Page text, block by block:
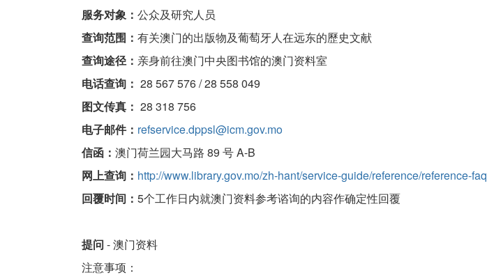
服务对象： 公众及研究人员
查询范围： 有关澳门的出版物及葡萄牙人在远东的歷史文献
查询途径： 亲身前往澳门中央图书馆的澳门资料室
电话查询： 28 567 576 / 28 558 049
图文传真： 28 318 756
电子邮件： refservice.dppsl@icm.gov.mo
信函： 澳门荷兰园大马路 89 号 A-B
网上查询： http://www.library.gov.mo/zh-hant/service-guide/reference/reference-faq
回覆时间： 5个工作日内就澳门资料参考谘询的内容作确定性回覆
提问 - 澳门资料
注意事项：